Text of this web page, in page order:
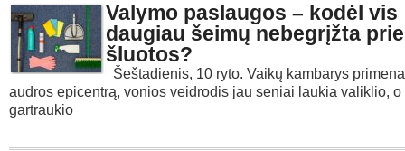
Valymo paslaugos – kodėl vis
daugiau šeimų nebegrįžta prie
šluotos?
Šeštadienis, 10 ryto. Vaikų kambarys
audros epicentrą, vonios veidrodis jau seniai laukia valiklio, o
gartraukio